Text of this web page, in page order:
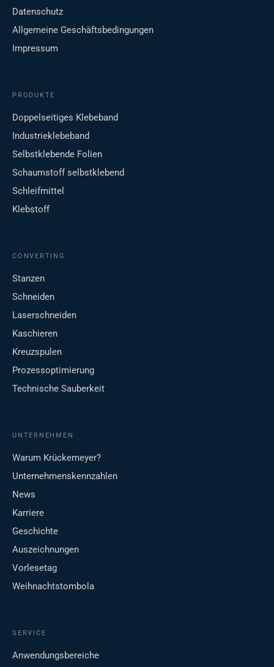
Datenschutz
Allgemeine Geschäftsbedingungen
Impressum
PRODUKTE
Doppelseitiges Klebeband
Industrieklebeband
Selbstklebende Folien
Schaumstoff selbstklebend
Schleifmittel
Klebstoff
CONVERTING
Stanzen
Schneiden
Laserschneiden
Kaschieren
Kreuzspulen
Prozessoptimierung
Technische Sauberkeit
UNTERNEHMEN
Warum Krückemeyer?
Unternehmenskennzahlen
News
Karriere
Geschichte
Auszeichnungen
Vorlesetag
Weihnachtstombola
SERVICE
Anwendungsbereiche